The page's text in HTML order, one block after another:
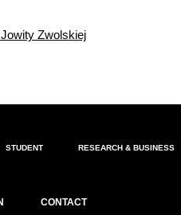
Zwolskiej
STUDENT RESEARCH & BUSINESS
CONTACT